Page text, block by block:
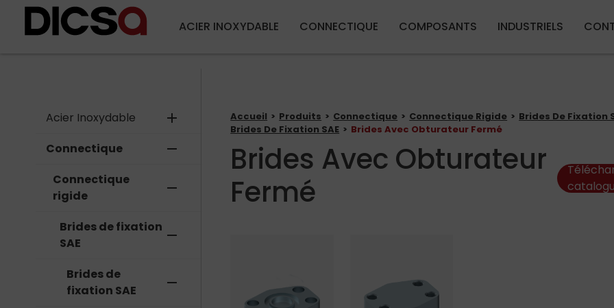
ACIER INOXYDABLE CONNECTIQUE COMPOSANTS INDUSTRIELS
Acier Inoxydable add
Connectique remove
Connectique
rigide
remove
Brides de fixation
SAE
remove
Brides de
fixation SAE
remove
Accueil Produits Connectique Connectique Rigide
Brides De Fixation
Brides De Fixation SAE
Brides Avec Obturateur Fermé
Brides Avec Obturateur
Fermé